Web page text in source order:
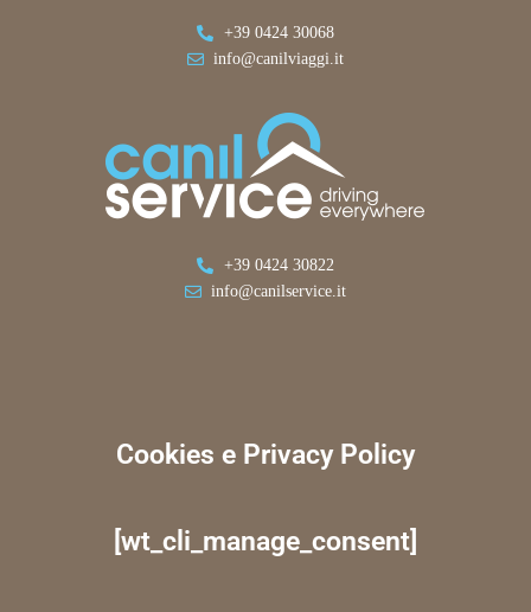
+39 0424 30068
info@canilviaggi.it
+39 0424 30822
info@canilservice.it
Cookies e Privacy Policy
[wt_cli_manage_consent]